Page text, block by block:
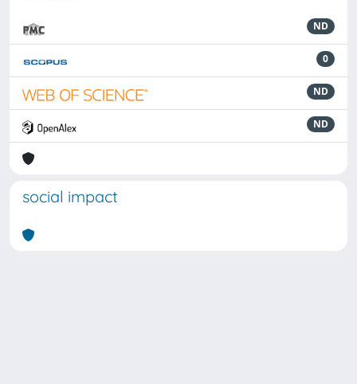
ND
0
ND
ND
social impact